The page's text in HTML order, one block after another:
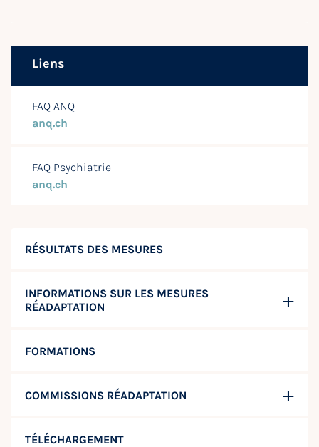
RÉSULTATS DES MESURES
INFORMATIONS SUR LES MESURES
RÉADAPTATION
FORMATIONS
COMMISSIONS RÉADAPTATION
TÉLÉCHARGEMENT
Liens
FAQ ANQ
anq.ch
FAQ Psychiatrie
anq.ch